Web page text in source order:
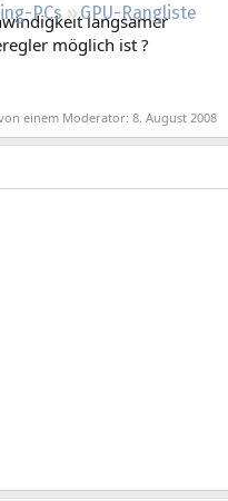
PCs
GPU-Rangliste
langsamer
möglich ist ?
einem Moderator: 8. August 2008